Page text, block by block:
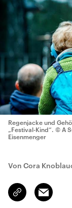
Regenjacke und
„Festival-Kind“. © A
Eisenmenger
Von Cora
Link
kopieren/teilen
Email